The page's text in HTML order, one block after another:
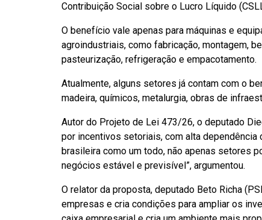
Contribuição Social sobre o Lucro Líquido
O benefício vale apenas para máquinas e
agroindustriais, como fabricação, montagem,
pasteurização, refrigeração e empacotamento.
Atualmente, alguns setores já contam com o
madeira, químicos, metalurgia, obras de
Autor do Projeto de Lei 473/26, o deputado
por incentivos setoriais, com alta dependência
brasileira como um todo, não apenas setores
negócios estável e previsível”, argumentou.
O relator da proposta, deputado Beto Richa
empresas e cria condições para ampliar os